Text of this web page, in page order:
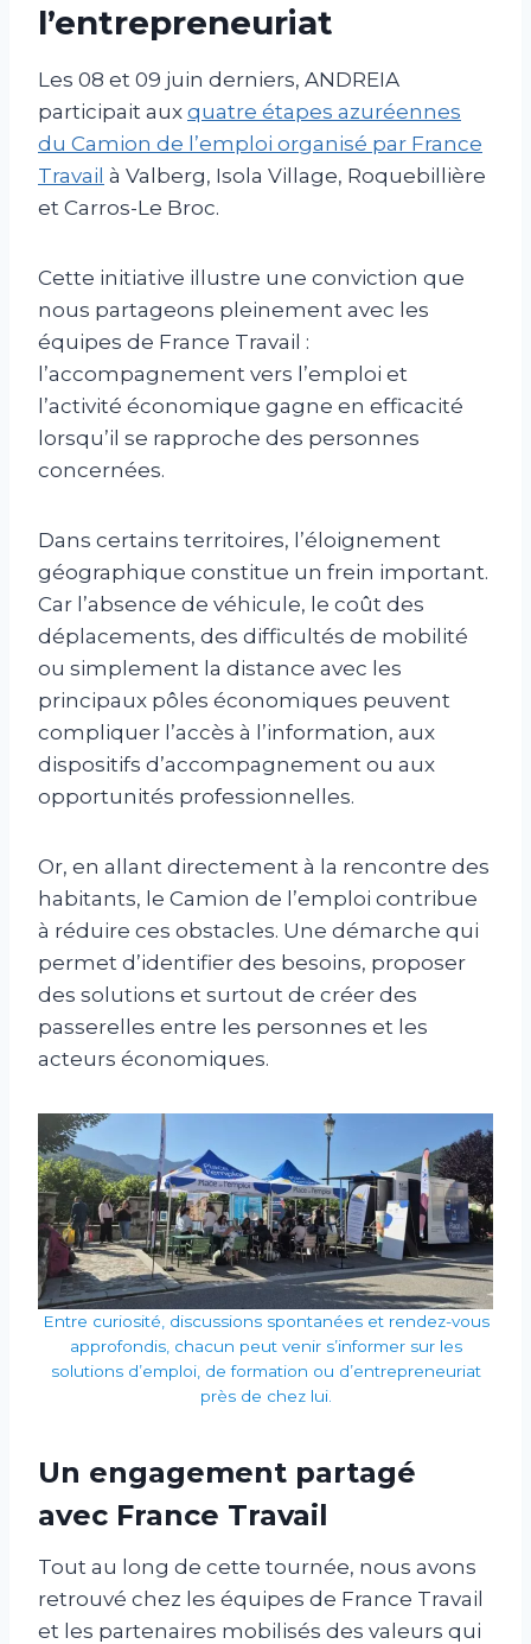
l’entrepreneuriat
Les 08 et 09 juin derniers, ANDREIA
participait aux quatre étapes azuréennes
du Camion de l’emploi organisé par France
Travail à Valberg, Isola Village, Roquebillière
et Carros-Le Broc.
Cette initiative illustre une conviction que
nous partageons pleinement avec les
équipes de France Travail :
l’accompagnement vers l’emploi et
l’activité économique gagne en efficacité
lorsqu’il se rapproche des personnes
concernées.
Dans certains territoires, l’éloignement
géographique constitue un frein important.
Car l’absence de véhicule, le coût des
déplacements, des difficultés de mobilité
ou simplement la distance avec les
principaux pôles économiques peuvent
compliquer l’accès à l’information, aux
dispositifs d’accompagnement ou aux
opportunités professionnelles.
Or, en allant directement à la rencontre des
habitants, le Camion de l’emploi contribue
à réduire ces obstacles. Une démarche qui
permet d’identifier des besoins, proposer
des solutions et surtout de créer des
passerelles entre les personnes et les
acteurs économiques.
Entre curiosité, discussions spontanées et rendez-vous
approfondis, chacun peut venir s’informer sur les
solutions d’emploi, de formation ou d’entrepreneuriat
près de chez lui.
Un engagement partagé
avec France Travail
Tout au long de cette tournée, nous avons
retrouvé chez les équipes de France Travail
et les partenaires mobilisés des valeurs qui